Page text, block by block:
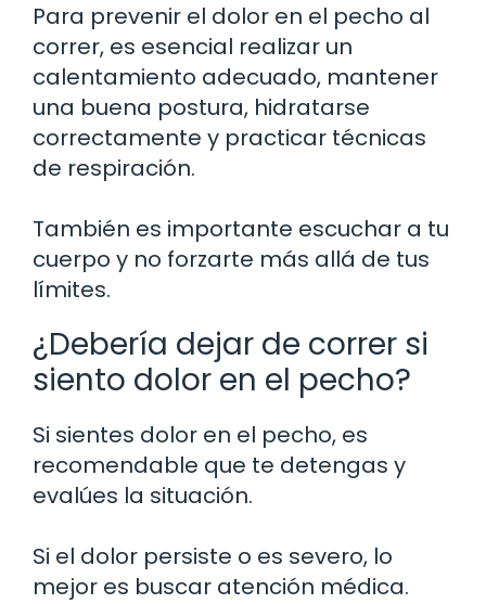
Para prevenir el dolor en el pecho al
correr, es esencial realizar un
calentamiento adecuado, mantener
una buena postura, hidratarse
correctamente y practicar técnicas
de respiración.
También es importante escuchar a tu
cuerpo y no forzarte más allá de tus
límites.
¿Debería dejar de correr si
siento dolor en el pecho?
Si sientes dolor en el pecho, es
recomendable que te detengas y
evalúes la situación.
Si el dolor persiste o es severo, lo
mejor es buscar atención médica.